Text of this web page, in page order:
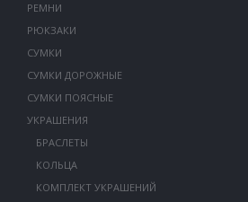
РЕМНИ
РЮКЗАКИ
СУМКИ
СУМКИ ДОРОЖНЫЕ
СУМКИ ПОЯСНЫЕ
УКРАШЕНИЯ
БРАСЛЕТЫ
КОЛЬЦА
КОМПЛЕКТ УКРАШЕНИЙ